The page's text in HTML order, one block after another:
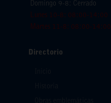
Directorio
Domingo 9-8: Cerrado
Lunes 10-8: 08:00-14:00
Martes 11-8: 08:00-14:00